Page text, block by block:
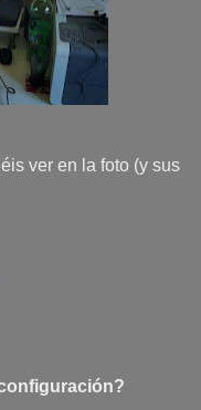
ver en la foto (y sus